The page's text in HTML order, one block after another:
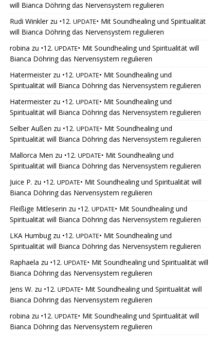
will Bianca Döhring das Nervensystem regulieren
Rudi Winklerzu •12. UPDATE• Mit Soundhealing und Spiritualität
will Bianca Döhring das Nervensystem regulieren
robina zu •12. UPDATE• Mit Soundhealing und Spiritualität will
Bianca Döhring das Nervensystem regulieren
Hatermeisterzu •12. UPDATE• Mit Soundhealing und
Spiritualität will Bianca Döhring das Nervensystem regulieren
Hatermeisterzu •12. UPDATE• Mit Soundhealing und
Spiritualität will Bianca Döhring das Nervensystem regulieren
Selber Außen zu •12. UPDATE• Mit Soundhealing und
Spiritualität will Bianca Döhring das Nervensystem regulieren
Mallorca Men zu •12. UPDATE• Mit Soundhealing und
Spiritualität will Bianca Döhring das Nervensystem regulieren
Juice P. zu •12. UPDATE• Mit Soundhealing und Spiritualität will
Bianca Döhring das Nervensystem regulieren
Fleißige Mitleserin zu •12. UPDATE• Mit Soundhealing und
Spiritualität will Bianca Döhring das Nervensystem regulieren
LKA Humbugzu •12. UPDATE• Mit Soundhealing und
Spiritualität will Bianca Döhring das Nervensystem regulieren
Raphaela zu •12. UPDATE• Mit Soundhealing und Spiritualität will
Bianca Döhring das Nervensystem regulieren
Jens W. zu •12. UPDATE• Mit Soundhealing und Spiritualität will
Bianca Döhring das Nervensystem regulieren
robina zu •12. UPDATE• Mit Soundhealing und Spiritualität will
Bianca Döhring das Nervensystem regulieren